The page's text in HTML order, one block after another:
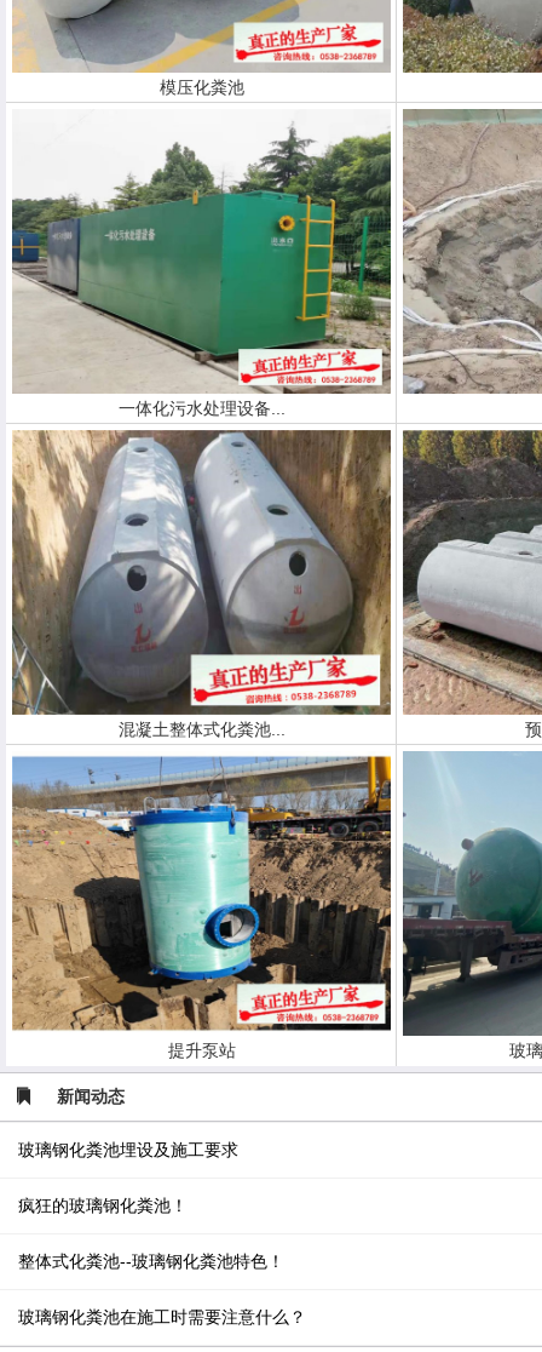
模压化粪池
一体化污水处理设备...
混凝土整体式化粪池...
提升泵站 玻
新闻动态
玻璃钢化粪池埋设及施工要求
疯狂的玻璃钢化粪池！
整体式化粪池--玻璃钢化粪池特色！
玻璃钢化粪池在施工时需要注意什么？